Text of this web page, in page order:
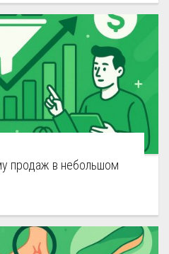
продаж в небольшом